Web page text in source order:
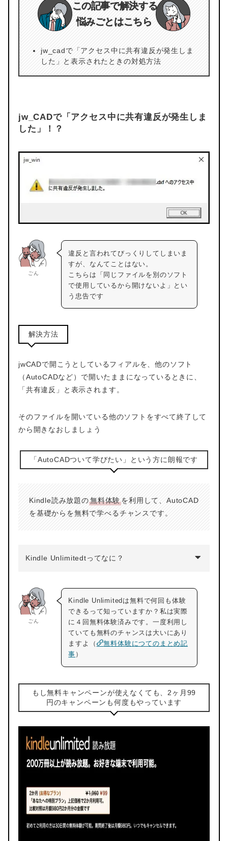
この記事で解決する
悩みごとはこちら
jw_cadで「アクセス中に共有違反が発生しま
した」と表示されたときの対処方法
jw_CADで「アクセス中に共有違反が発生しま
した」！？
ごん
違反と言われてびっくりしてしまいま
すが、なんてことはない。
こちらは「同じファイルを別のソフト
で使用しているから開けないよ」とい
う忠告です
解決方法
jwCADで開こうとしているフィアルを、他のソフト
（AutoCADなど）で開いたままになっているときに、
「共有違反」と表示されます。
そのファイルを開いている他のソフトをすべて終了して
から開きなおしましょう
「AutoCADついて学びたい」という方に朗報です
Kindle読み放題の無料体験を利用して、AutoCAD
を基礎からを無料で学べるチャンスです。
Kindle Unlimitedtってなに？
ごん
Kindle Unlimitedは無料で何回も体験
できるって知っていますか？私は実際
に４回無料体験済みです。一度利用し
ていても無料のチャンスは大いにあり
ますよ（
無料体験につてのまとめ記
事 ）
もし無料キャンペーンが使えなくても、2ヶ月99
円のキャンペーンも何度もやっています